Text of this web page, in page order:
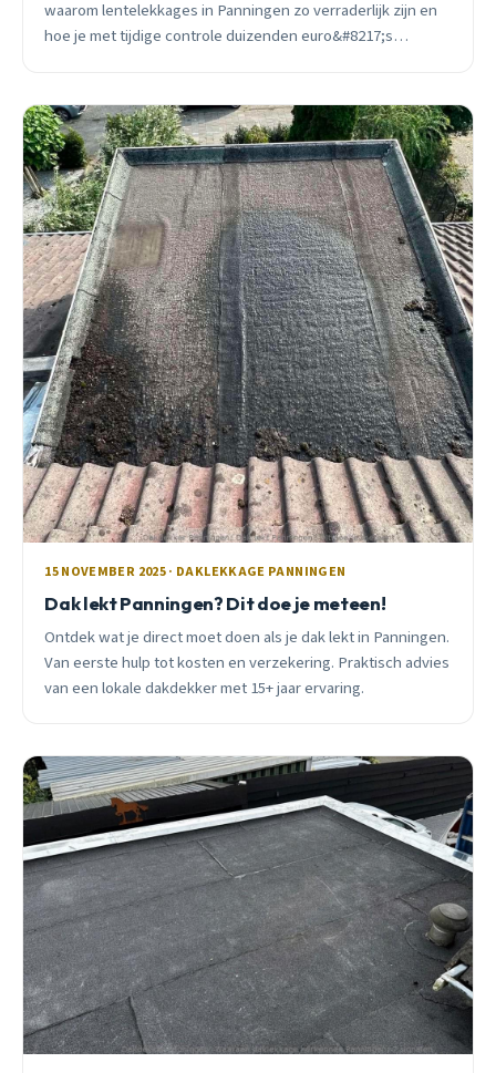
waarom lentelekkages in Panningen zo verraderlijk zijn en
hoe je met tijdige controle duizenden euro&#8217;s
15 NOVEMBER 2025 · DAKLEKKAGE PANNINGEN
Dak lekt Panningen? Dit doe je meteen!
Ontdek wat je direct moet doen als je dak lekt in Panningen.
Van eerste hulp tot kosten en verzekering. Praktisch advies
van een lokale dakdekker met 15+ jaar ervaring.